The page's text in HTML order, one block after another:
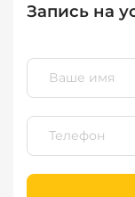
Запись на